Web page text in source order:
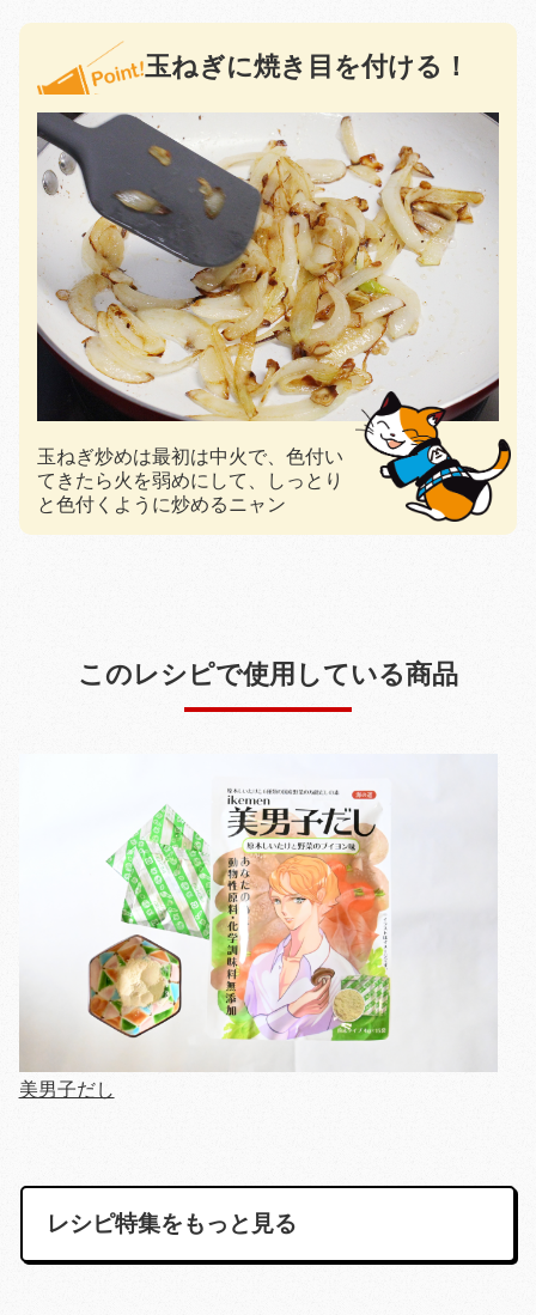
玉ねぎに焼き目を付ける！
玉ねぎ炒めは最初は中火で、色付い
てきたら火を弱めにして、しっとり
と色付くように炒めるニャン
このレシピで使用している商品
美男子だし
レシピ特集をもっと見る